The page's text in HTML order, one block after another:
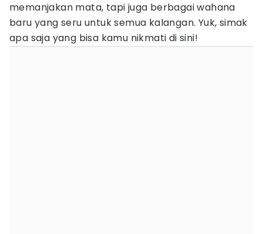
memanjakan mata, tapi juga berbagai wahana
baru yang seru untuk semua kalangan. Yuk, simak
apa saja yang bisa kamu nikmati di sini!